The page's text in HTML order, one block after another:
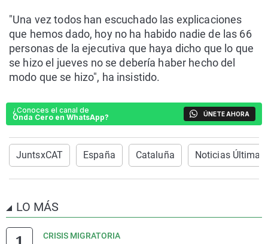
"Una vez todos han escuchado las explicaciones
que hemos dado, hoy no ha habido nadie de las 66
personas de la ejecutiva que haya dicho que lo que
se hizo el jueves no se debería haber hecho del
modo que se hizo", ha insistido.
¿Conoces el canal de
Onda Cero en WhatsApp?
ÚNETE AHORA
JuntsxCAT España Cataluña Noticias Última
LO MÁS
CRISIS MIGRATORIA